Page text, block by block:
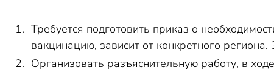
Что необходимо для проведения выездной
Отчет о вакцинации сотрудников
Требуется подготовить приказ о
вакцинацию, зависит от конкретного
Организовать разъяснительную работу, в